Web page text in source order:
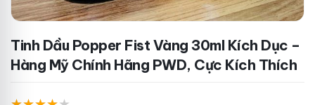
Tinh Dầu Popper Fist Vàng 30ml Kích Dục –
Hàng Mỹ Chính Hãng PWD, Cực Kích Thích